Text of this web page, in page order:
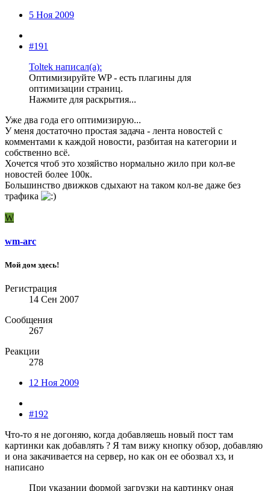
5 Ноя 2009
#191
Toltek написал(а):
Оптимизируйте WP - есть плагины для
оптимизации страниц.
Нажмите для раскрытия...
Уже два года его оптимизирую...
У меня достаточно простая задача - лента новостей с
комментами к каждой новости, разбитая на категории и
собственно всё.
Хочется чтоб это хозяйство нормально жило при кол-ве
новостей более 100к.
Большинство движков сдыхают на таком кол-ве даже без
трафика
W
wm-arc
Мой дом здесь!
Регистрация
14 Сен 2007
Сообщения
267
Реакции
278
12 Ноя 2009
#192
Что-то я не догоняю, когда добавляешь новый пост там
картинки как добавлять ? Я там вижу кнопку обзор, добавляю
и она закачивается на сервер, но как он ее обозвал хз, и
написано
При указании формой загрузки на картинку оная